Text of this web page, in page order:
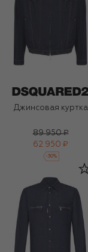
Джинсовая куртка
89 950 ₽
62 950 ₽
-30%